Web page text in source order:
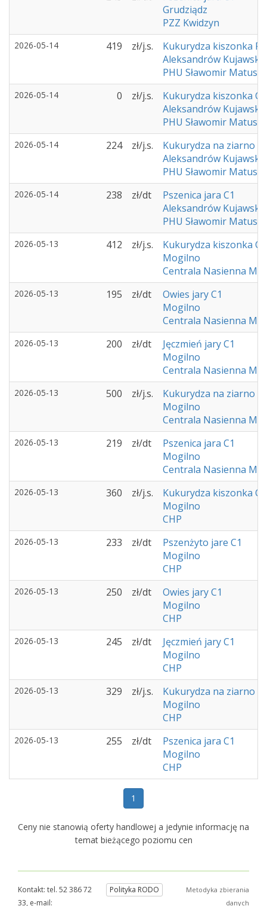
Grudziądz
PZZ Kwidzyn
2026-05-14 419 zł/j.s.
Kukurydza kiszonka F1
Aleksandrów Kujawski
PHU Sławomir
2026-05-14 0 zł/j.s.
Kukurydza kiszonka C1
Aleksandrów Kujawski
PHU Sławomir
2026-05-14 224 zł/j.s.
Kukurydza na ziarno
Aleksandrów Kujawski
PHU Sławomir
2026-05-14 238 zł/dt
Pszenica jara C1
Aleksandrów Kujawski
PHU Sławomir
2026-05-13 412 zł/j.s.
Kukurydza kiszonka C1
Mogilno
Centrala Nasienna
2026-05-13 195 zł/dt
Owies jary C1
Mogilno
Centrala Nasienna
2026-05-13 200 zł/dt
Jęczmień jary C1
Mogilno
Centrala Nasienna
2026-05-13 500 zł/j.s.
Kukurydza na ziarno
Mogilno
Centrala Nasienna
2026-05-13 219 zł/dt
Pszenica jara C1
Mogilno
Centrala Nasienna
2026-05-13 360 zł/j.s.
Kukurydza kiszonka C1
Mogilno
CHP
2026-05-13 233 zł/dt
Pszenżyto jare C1
Mogilno
CHP
2026-05-13 250 zł/dt
Owies jary C1
Mogilno
CHP
2026-05-13 245 zł/dt
Jęczmień jary C1
Mogilno
CHP
2026-05-13 329 zł/j.s.
Kukurydza na ziarno
Mogilno
CHP
2026-05-13 255 zł/dt
Pszenica jara C1
Mogilno
CHP
1
Ceny nie stanowią oferty handlowej a jedynie informację na
temat bieżącego poziomu cen
Kontakt: tel. 52 386 72
33, e-mail:
Polityka RODO
Metodyka zbierania
danych